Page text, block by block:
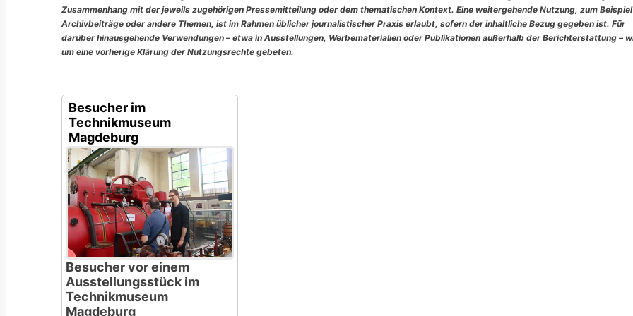
Zusammenhang mit der jeweils zugehörigen Pressemitteilung oder dem thematischen Kontext. Eine weitergehende Nutzung, zum
Archivbeiträge oder andere Themen, ist im Rahmen üblicher journalistischer Praxis erlaubt, sofern der inhaltliche Bezug gegeben ist. Für
darüber hinausgehende Verwendungen – etwa in Ausstellungen, Werbematerialien oder Publikationen außerhalb der Berichterstattung –
um eine vorherige Klärung der Nutzungsrechte gebeten.
Besucher im
Technikmuseum
Magdeburg
Besucher vor einem
Ausstellungsstück im
Technikmuseum
Magdeburg